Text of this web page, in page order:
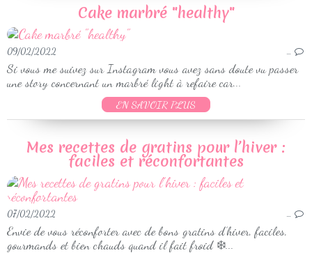
Cake marbré "healthy"
09/02/2022 …
Si vous me suivez sur Instagram vous avez sans doute vu passer
une story concernant un marbré light à refaire car...
EN SAVOIR PLUS
Mes recettes de gratins pour l’hiver :
faciles et réconfortantes
07/02/2022 …
Envie de vous réconforter avec de bons gratins d’hiver, faciles,
gourmands et bien chauds quand il fait froid ❄️...